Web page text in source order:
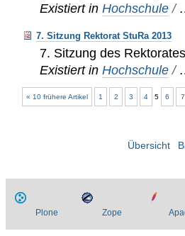
Existiert in Hochschule /
7. Sitzung Rektorat StuRa 2013
7. Sitzung des
Existiert in Hochschule /
« 10 frühere Artikel 1 2 3 4 5 6 7
Übersicht
Plone Zope